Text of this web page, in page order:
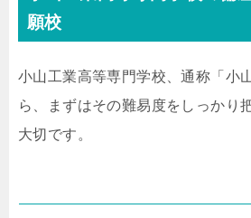
願校
小山工業高等専門学校、通称「小
ら、まずはその難易度をしっかり
大切です。